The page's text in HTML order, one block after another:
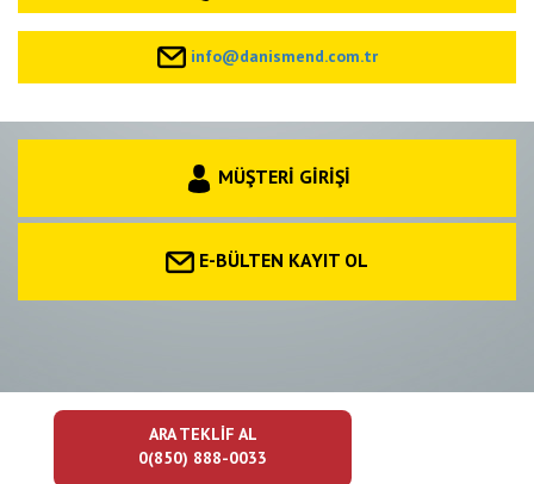
info@danismend.com.tr
MÜŞTERİ GİRİŞİ
E-BÜLTEN KAYIT OL
ARA TEKLİF AL
0(850) 888-0033